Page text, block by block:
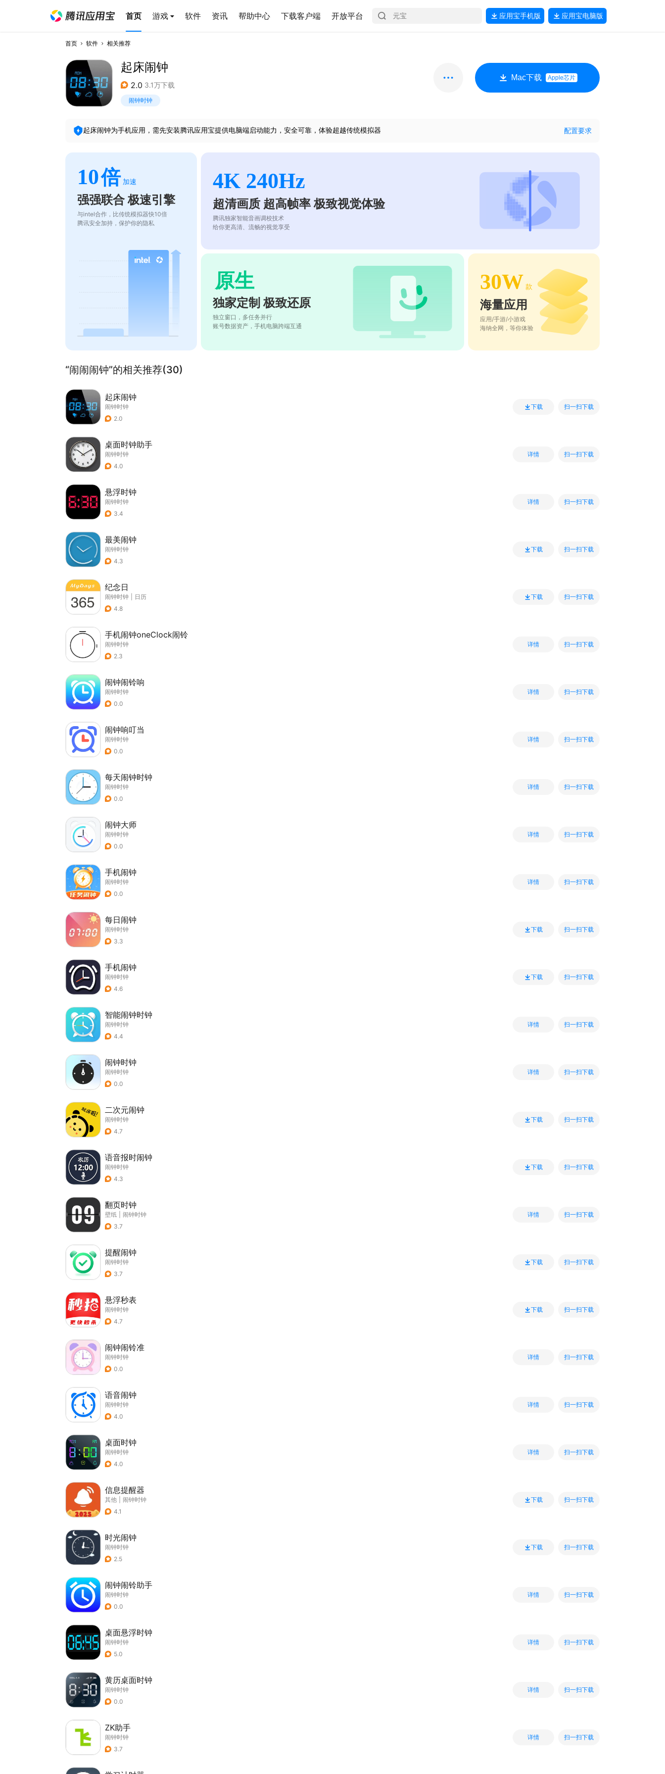
首页 游戏 软件 资讯 帮助中心 下载客户端 开放平台 应用宝手机版 应用宝电脑版
首页 软件 相关推荐
起床闹钟
2.0 3.1万下载
闹钟时钟
Mac下载 Apple芯片
起床闹钟为手机应用，需先安装腾讯应用宝提供电脑端启动能力，安全可靠，体验超越传统模拟器 配置要求
10倍 加速
强强联合 极速引擎
与intel合作，比传统模拟器快10倍
腾讯安全加持，保护你的隐私
4K 240Hz
超清画质 超高帧率 极致视觉体验
腾讯独家智能音画调校技术
给你更高清、流畅的视觉享受
原生
独家定制 极致还原
独立窗口，多任务并行
账号数据资产，手机电脑跨端互通
30W 款
海量应用
应用/手游/小游戏
海纳全网，等你体验
“闹闹闹钟”的相关推荐(30)
起床闹钟
闹钟时钟
2.0
下载 扫一扫下载
桌面时钟助手
闹钟时钟
4.0
详情 扫一扫下载
悬浮时钟
闹钟时钟
3.4
详情 扫一扫下载
最美闹钟
闹钟时钟
4.3
下载 扫一扫下载
纪念日
闹钟时钟
日历
4.8
下载 扫一扫下载
手机闹钟oneClock闹铃
闹钟时钟
2.3
详情 扫一扫下载
闹钟闹铃响
闹钟时钟
0.0
详情 扫一扫下载
闹钟响叮当
闹钟时钟
0.0
详情 扫一扫下载
每天闹钟时钟
闹钟时钟
0.0
详情 扫一扫下载
闹钟大师
闹钟时钟
0.0
详情 扫一扫下载
手机闹钟
闹钟时钟
0.0
详情 扫一扫下载
每日闹钟
闹钟时钟
3.3
下载 扫一扫下载
手机闹钟
闹钟时钟
4.6
下载 扫一扫下载
智能闹钟时钟
闹钟时钟
4.4
详情 扫一扫下载
闹钟时钟
闹钟时钟
0.0
详情 扫一扫下载
二次元闹钟
闹钟时钟
4.7
下载 扫一扫下载
语音报时闹钟
闹钟时钟
4.3
下载 扫一扫下载
翻页时钟
壁纸
闹钟时钟
3.7
详情 扫一扫下载
提醒闹钟
闹钟时钟
3.7
下载 扫一扫下载
悬浮秒表
闹钟时钟
4.7
下载 扫一扫下载
闹钟闹铃准
闹钟时钟
0.0
详情 扫一扫下载
语音闹钟
闹钟时钟
4.0
详情 扫一扫下载
桌面时钟
闹钟时钟
4.0
详情 扫一扫下载
信息提醒器
其他
闹钟时钟
4.1
下载 扫一扫下载
时光闹钟
闹钟时钟
2.5
下载 扫一扫下载
闹钟闹铃助手
闹钟时钟
0.0
详情 扫一扫下载
桌面悬浮时钟
闹钟时钟
5.0
详情 扫一扫下载
黄历桌面时钟
闹钟时钟
0.0
详情 扫一扫下载
ZK助手
闹钟时钟
3.7
详情 扫一扫下载